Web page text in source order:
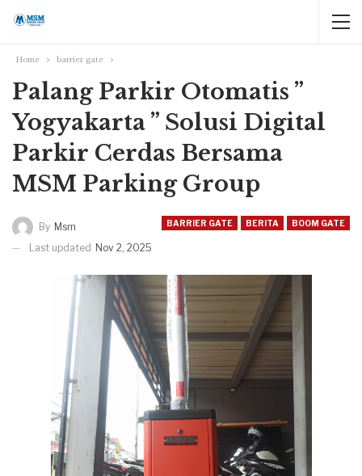
Home barrier gate
Palang Parkir Otomatis ”
Yogyakarta ” Solusi Digital
Parkir Cerdas Bersama
MSM Parking Group
BARRIER GATE BERITA BOOM GATE
By Msm
Last updated Nov 2, 2025